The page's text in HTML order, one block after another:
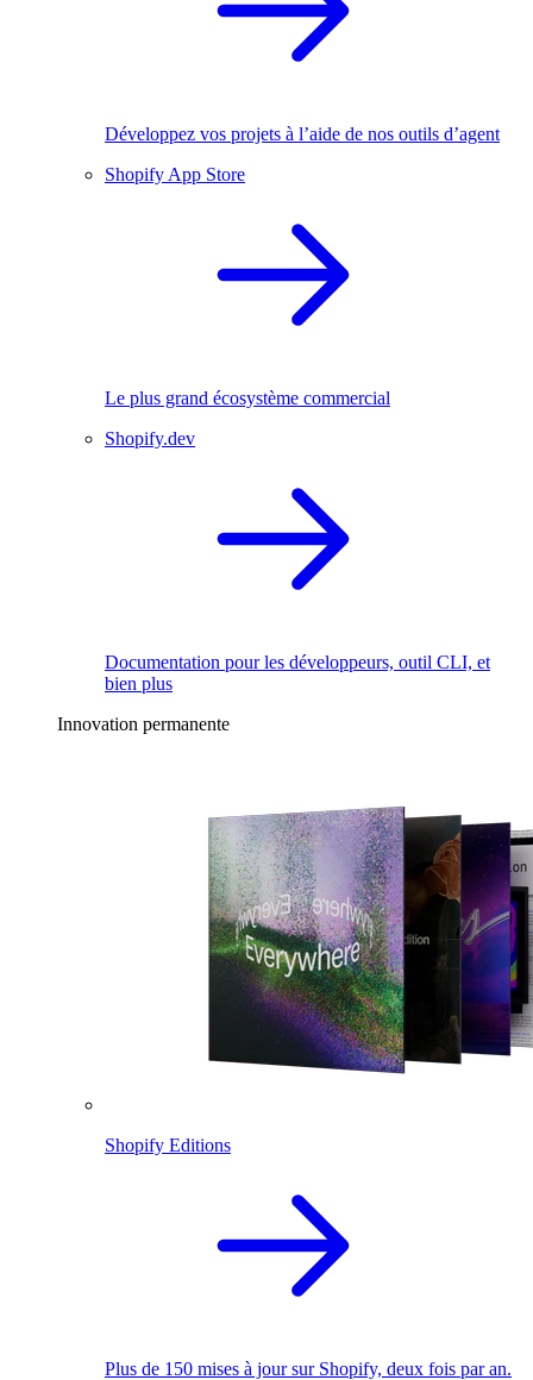
Développez vos projets à l’aide de nos outils d’agent
Shopify App Store
Le plus grand écosystème commercial
Shopify.dev
Documentation pour les développeurs, outil CLI, et
bien plus
Innovation permanente
Shopify Editions
Plus de 150 mises à jour sur Shopify, deux fois par an.